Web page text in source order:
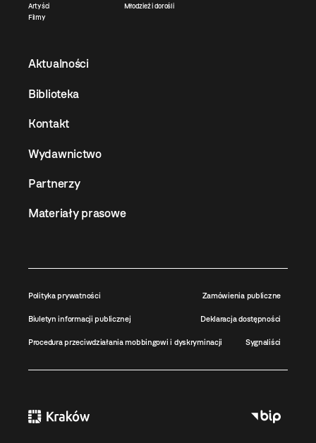
Artyści
Filmy
Młodzież i dorośli
Aktualności
Biblioteka
Kontakt
Wydawnictwo
Partnerzy
Materiały prasowe
Polityka prywatności Zamówienia publiczne
Biuletyn informacji publicznej Deklaracja dostępności
Procedura przeciwdziałania mobbingowi i dyskryminacji Sygnaliści